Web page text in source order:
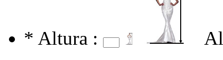
* Altura :